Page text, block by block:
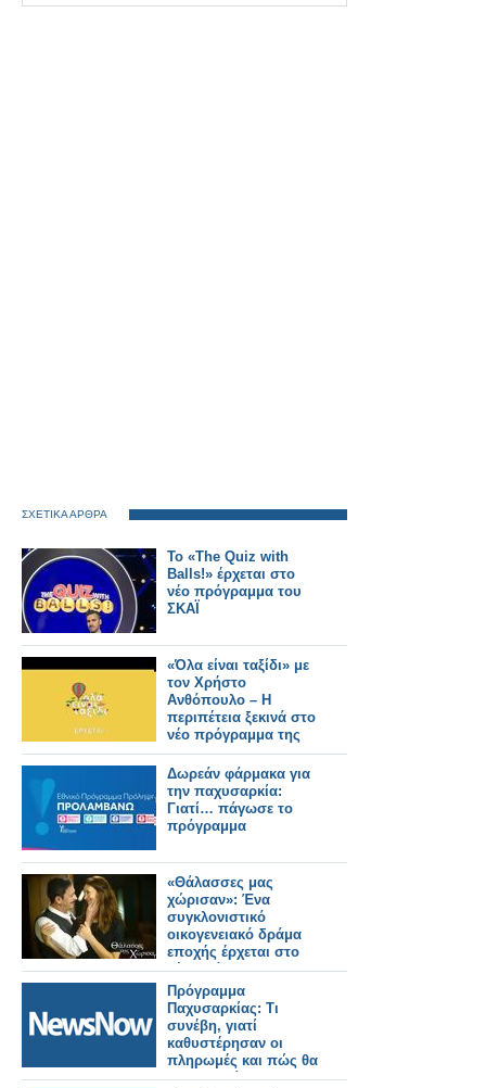
ΣΧΕΤΙΚΑ ΑΡΘΡΑ
Το «The Quiz with
Balls!» έρχεται στο
νέο πρόγραμμα του
ΣΚΑΪ
«Όλα είναι ταξίδι» με
τον Χρήστο
Ανθόπουλο – Η
περιπέτεια ξεκινά στο
νέο πρόγραμμα της
ΕΡΤ
Δωρεάν φάρμακα για
την παχυσαρκία:
Γιατί… πάγωσε το
πρόγραμμα
«Θάλασσες μας
χώρισαν»: Ένα
συγκλονιστικό
οικογενειακό δράμα
εποχής έρχεται στο
νέο πρόγραμμα της
ΕΡΤ
Πρόγραμμα
Παχυσαρκίας: Τι
συνέβη, γιατί
καθυστέρησαν οι
πληρωμές και πώς θα
συνεχιστεί